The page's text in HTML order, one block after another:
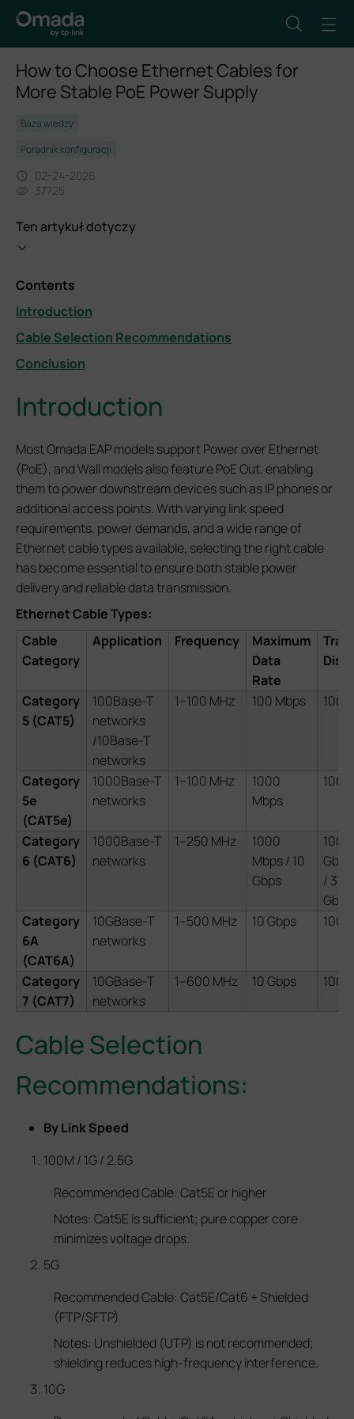
How to Choose Ethernet Cables for
More Stable PoE Power Supply
Baza wiedzy
Poradnik konfiguracji
02-24-2026
37725
Ten artykuł dotyczy
Contents
Introduction
Cable Selection Recommendations
Conclusion
Introduction
Most Omada EAP models support Power over Ethernet
(PoE), and Wall models also feature PoE Out, enabling
them to power downstream devices such as IP phones or
additional access points. With varying link speed
requirements, power demands, and a wide range of
Ethernet cable types available, selecting the right cable
has become essential to ensure both stable power
delivery and reliable data transmission.
Ethernet Cable Types:
Cable
Category
Application Frequency
Maximum
Data
Rate
Category
5 (CAT5)
100Base-T
networks
/10Base-T
networks
1–100 MHz 100 Mbps 100
Category
5e
(CAT5e)
1000Base-T
networks
1–100 MHz
1000
Mbps
100
Category
6 (CAT6)
1000Base-T
networks
1–250 MHz
1000
Mbps / 10
Gbps
100
/
Category
6A
(CAT6A)
10GBase-T
networks
1–500 MHz 10 Gbps 100
Category
7 (CAT7)
10GBase-T
networks
1–600 MHz 10 Gbps 100
Cable Selection
Recommendations:
By Link Speed
100M / 1G / 2.5G
Recommended Cable: Cat5E or higher
Notes: Cat5E is sufficient; pure copper core
minimizes voltage drops.
5G
Recommended Cable: Cat5E/Cat6 + Shielded
(FTP/SFTP)
Notes: Unshielded (UTP) is not recommended;
shielding reduces high-frequency interference.
10G